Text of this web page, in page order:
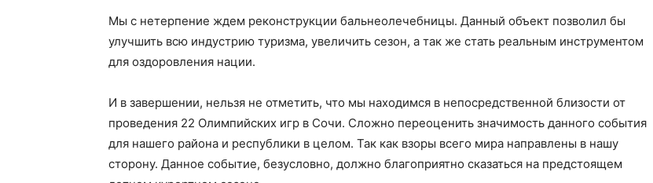
Мы с нетерпение ждем реконструкции бальнеолечебницы. Данный объект позволил бы
улучшить всю индустрию туризма, увеличить сезон, а так же стать реальным инструментом
для оздоровления нации.
И в завершении, нельзя не отметить, что мы находимся в непосредственной близости от
проведения 22 Олимпийских игр в Сочи. Сложно переоценить значимость данного события
для нашего района и республики в целом. Так как взоры всего мира направлены в нашу
сторону. Данное событие, безусловно, должно благоприятно сказаться на предстоящем